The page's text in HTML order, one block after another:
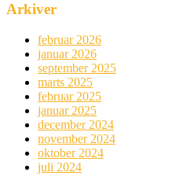
Arkiver
februar 2026
januar 2026
september 2025
marts 2025
februar 2025
januar 2025
december 2024
november 2024
oktober 2024
juli 2024